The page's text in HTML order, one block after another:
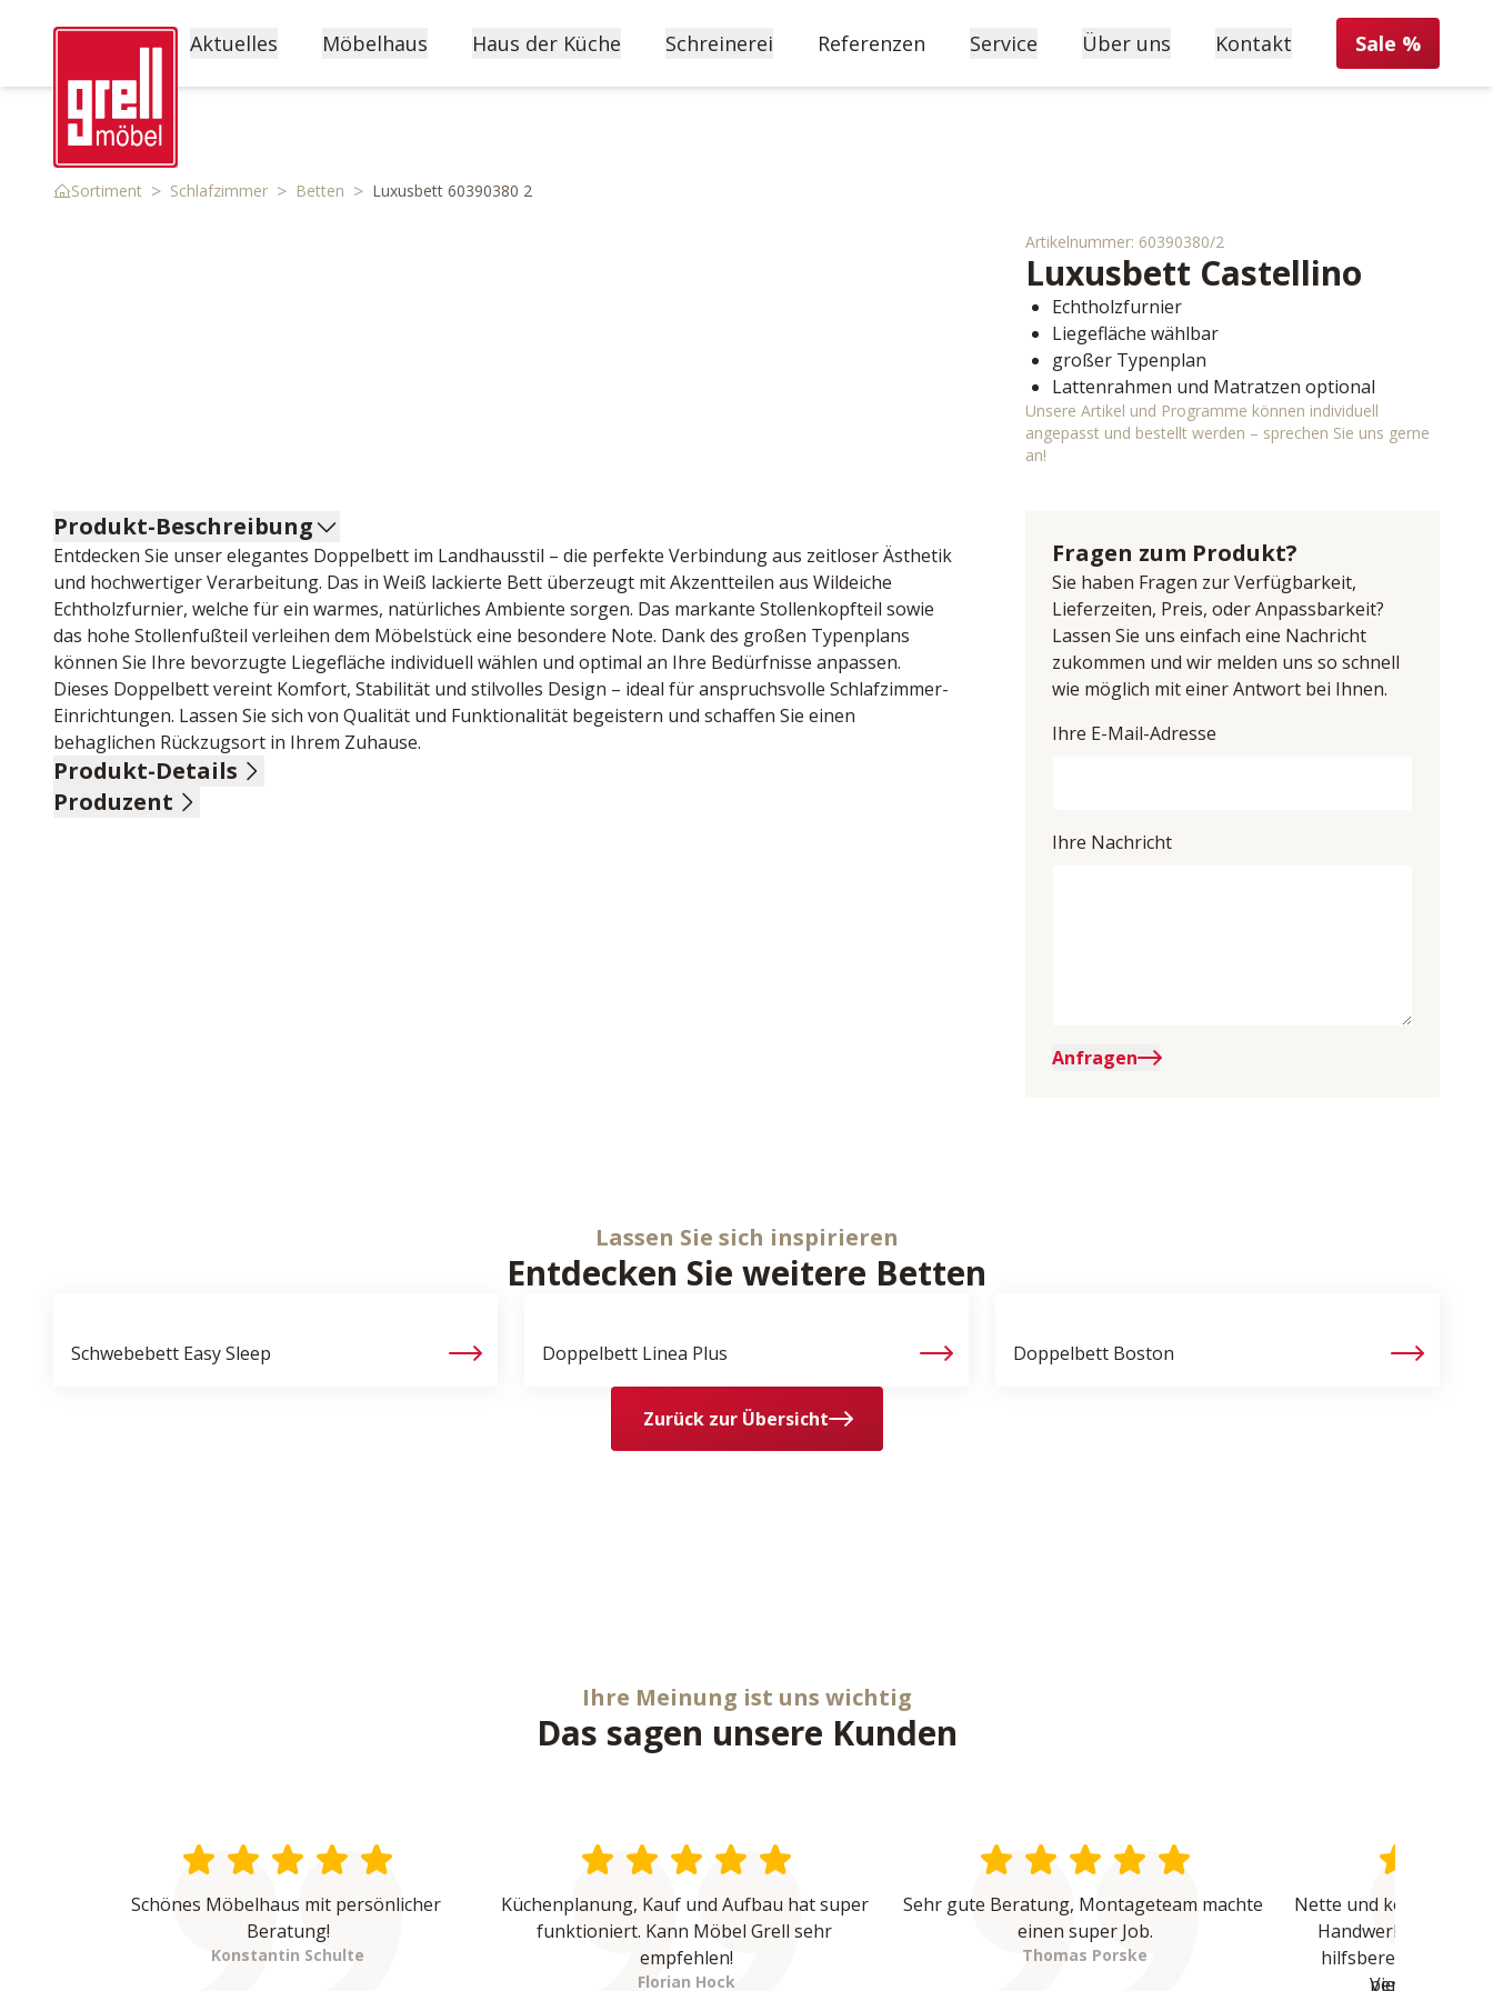
Aktuelles Möbelhaus Haus der Küche Schreinerei Referenzen Service Über uns Kontakt Sale %
Sortiment > Schlafzimmer > Betten > Luxusbett 60390380 2
Artikelnummer: 60390380/2
Luxusbett Castellino
Echtholzfurnier
Liegefläche wählbar
großer Typenplan
Lattenrahmen und Matratzen optional
Unsere Artikel und Programme können individuell
angepasst und bestellt werden – sprechen Sie uns gerne
an!
Produkt-Beschreibung
Entdecken Sie unser elegantes Doppelbett im Landhausstil – die perfekte Verbindung aus zeitloser Ästhetik
und hochwertiger Verarbeitung. Das in Weiß lackierte Bett überzeugt mit Akzentteilen aus Wildeiche
Echtholzfurnier, welche für ein warmes, natürliches Ambiente sorgen. Das markante Stollenkopfteil sowie
das hohe Stollenfußteil verleihen dem Möbelstück eine besondere Note. Dank des großen Typenplans
können Sie Ihre bevorzugte Liegefläche individuell wählen und optimal an Ihre Bedürfnisse anpassen.
Dieses Doppelbett vereint Komfort, Stabilität und stilvolles Design – ideal für anspruchsvolle Schlafzimmer-
Einrichtungen. Lassen Sie sich von Qualität und Funktionalität begeistern und schaffen Sie einen
behaglichen Rückzugsort in Ihrem Zuhause.
Produkt-Details
Lack Weiß, Akzentteile Wildeiche Echtholz furniert, Stollenkopfteil, hohem Stollenfußteil, Bettseitenhöhe ca.
Produzent
Fragen zum Produkt?
Sie haben Fragen zur Verfügbarkeit,
Lieferzeiten, Preis, oder Anpassbarkeit?
Lassen Sie uns einfach eine Nachricht
zukommen und wir melden uns so schnell
wie möglich mit einer Antwort bei Ihnen.
Ihre E-Mail-Adresse
Ihre Nachricht
Anfragen
Lassen Sie sich inspirieren
Entdecken Sie weitere Betten
Schwebebett Easy Sleep Doppelbett Linea Plus Doppelbett Boston
Zurück zur Übersicht
Ihre Meinung ist uns wichtig
Das sagen unsere Kunden
Schönes Möbelhaus mit persönlicher
Beratung!
Konstantin Schulte
Küchenplanung, Kauf und Aufbau hat super
funktioniert. Kann Möbel Grell sehr
empfehlen!
Florian Hock
Sehr gute Beratung, Montageteam machte
einen super Job.
Thomas Porske
Nette und kompetente
Handwerker waren
hilfsbereit und
perfekte
Vielen Dank -